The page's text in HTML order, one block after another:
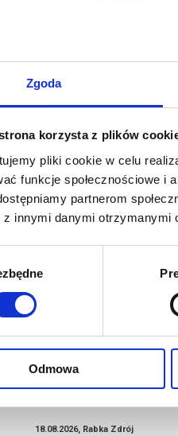
Zgoda
korzysta z plików
pliki cookie w celu
funkcje społecznościowe
partnerom
z innymi danymi otrzymanymi
Odmowa
18.08.2026, Rabka Zdrój